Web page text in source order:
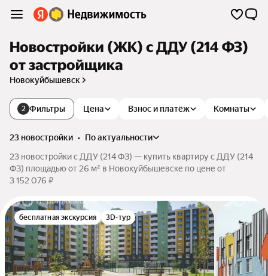
Новостройки (ЖК) с ДДУ (214 ФЗ)
от застройщика
Новокуйбышевск
2 Фильтры Цена Взнос и платёж Комнаты
23 новостройки •
по актуальности
23 новостройки с ДДУ (214 ФЗ) — купить квартиру с ДДУ (214
ФЗ) площадью от 26 м² в Новокуйбышевске по цене от
3 152 076 ₽
бесплатная экскурсия 3D-тур